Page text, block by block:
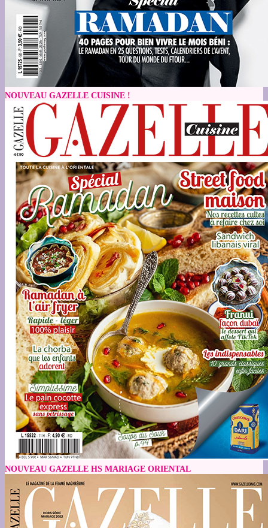
NOUVEAU GAZELLE CUISINE !
NOUVEAU GAZELLE HS MARIAGE ORIENTAL